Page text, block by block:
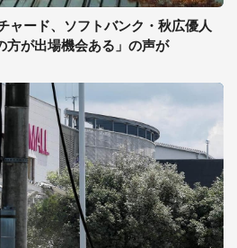
ャード、ソフトバンク・秋広優人
方が出場機会ある」の声が